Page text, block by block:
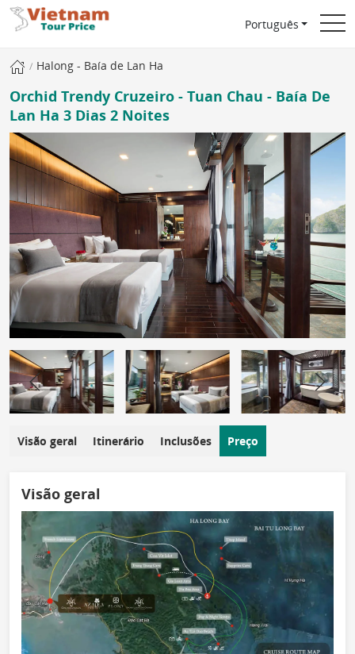
Português
Halong - Baía de Lan Ha
Orchid Trendy Cruzeiro - Tuan Chau - Baía De
Lan Ha 3 Dias 2 Noites
Visão geral Itinerário Inclusões Preço
Visão geral